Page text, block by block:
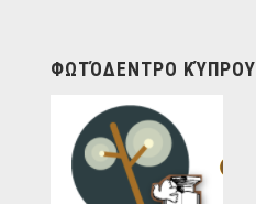
ΦΩΤΌΔΕΝΤΡΟ ΚΎΠΡΟΥ